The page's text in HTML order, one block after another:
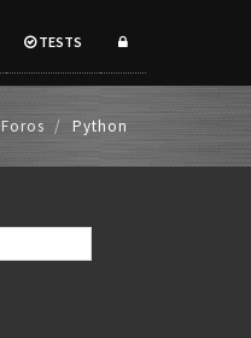
TESTS
Foros Python